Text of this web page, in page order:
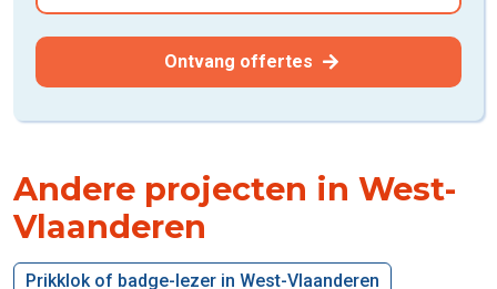
Ontvang offertes
Andere projecten in West-
Vlaanderen
Prikklok of badge-lezer in West-Vlaanderen